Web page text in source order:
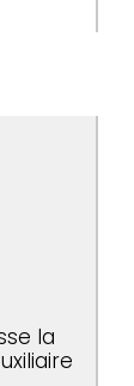
la